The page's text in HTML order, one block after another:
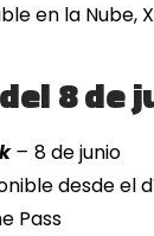
en la Nube,
8 de
–8 de junio
desde el
Pass